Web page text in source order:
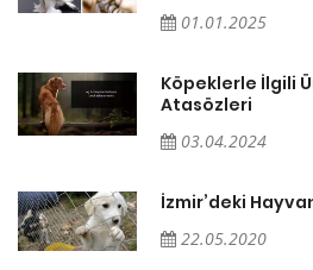
01.01.2025
Köpeklerle İlgili
Atasözleri
03.04.2024
İzmir’deki
22.05.2020